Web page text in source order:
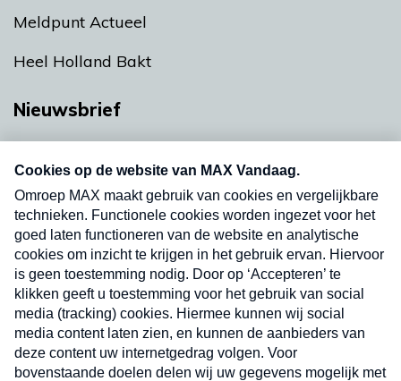
Meldpunt Actueel
Heel Holland Bakt
Nieuwsbrief
nieuwsbrief. Elke vrijdag- en dinsdagochtend in
uw mailbox.
Verzend